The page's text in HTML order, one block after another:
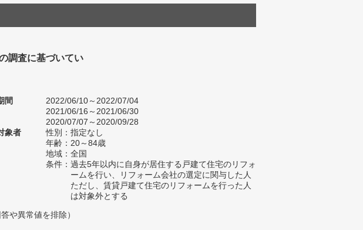
調査に基づいてい
間
2022/06/10～2022/07/04
2021/06/16～2021/06/30
2020/07/07～2020/09/28
象者
性別：指定なし
年齢：20～84歳
地域：全国
条件：過去5年以内に自身が居住する戸建て住宅のリフォ
ームを行い、リフォーム会社の選定に関与した人
ただし、賃貸戸建て住宅のリフォームを行った人
は対象外とする
や異常値を排除）